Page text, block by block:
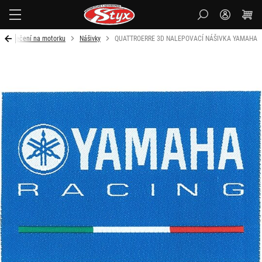
Oblečení na motorku Nášivky QUATTROERRE 3D NALEPOVACÍ NÁŠIVKA YAMAHA